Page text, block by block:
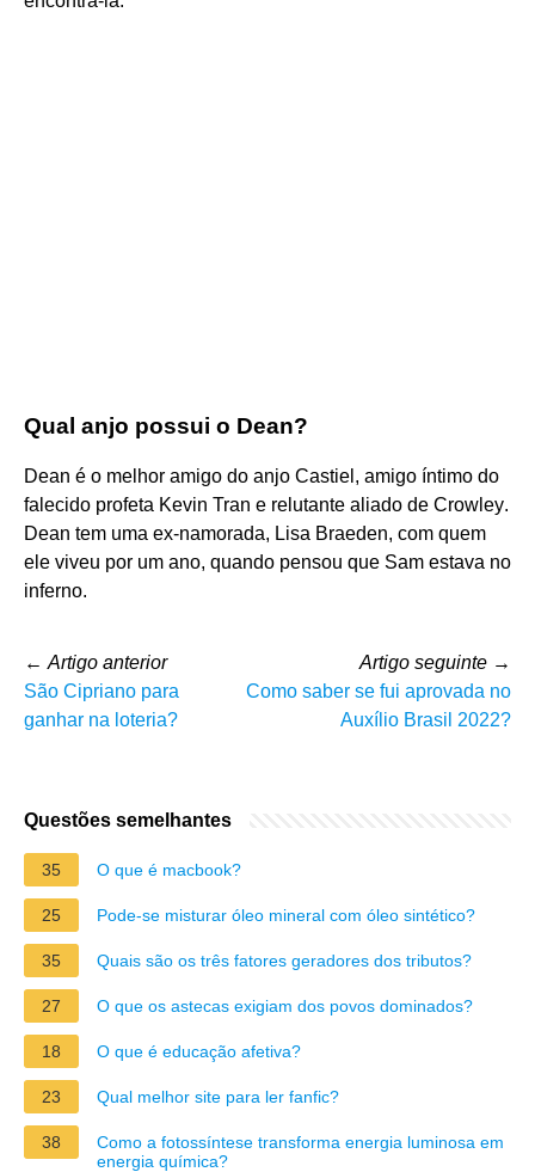
Qual anjo possui o Dean?
Dean é o melhor amigo do anjo Castiel, amigo íntimo do
falecido profeta Kevin Tran e relutante aliado de Crowley.
Dean tem uma ex-namorada, Lisa Braeden, com quem
ele viveu por um ano, quando pensou que Sam estava no
inferno.
← Artigo anterior
São Cipriano para
ganhar na loteria?
Artigo seguinte →
Como saber se fui aprovada no
Auxílio Brasil 2022?
Questões semelhantes
35 O que é macbook?
25 Pode-se misturar óleo mineral com óleo sintético?
35 Quais são os três fatores geradores dos tributos?
27 O que os astecas exigiam dos povos dominados?
18 O que é educação afetiva?
23 Qual melhor site para ler fanfic?
38
Como a fotossíntese transforma energia luminosa em
energia química?